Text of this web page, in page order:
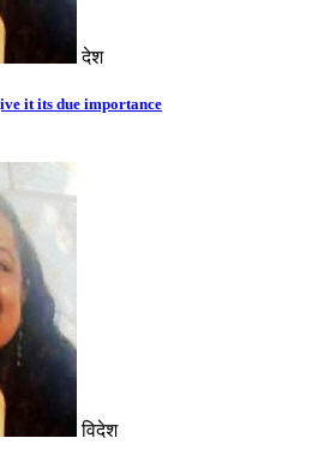
देश
it its due importance
विदेश